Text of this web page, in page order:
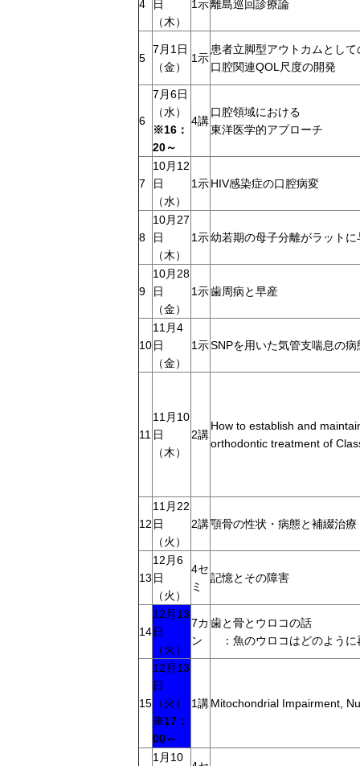
4
日
（木）
1示離島巡回診療論
5
7月1日
（金）
1示
患者立脚型アウトカムとして
口腔関連QOL尺度の開発
6
7月6日
（水）
※16：
20～
4講
口腔領域における
東洋医学的アプローチ
7
10月12
日
（水）
1示HIV感染症の口腔病変
8
10月27
日
（木）
1示幼若期の母子分離がラットに
9
10月28
日
（金）
1示歯周病と早産
10
11月4
日
（金）
1示SNPを用いた気管支喘息の病
11
11月10
日
（木）
2講
How to establish and
orthodontic treatment of
12
11月22
日
（火）
2講顎骨の性状・病態と補綴治療
13
12月6
日
（火）
4セ
ミ
記憶とその障害
14
12月13
日
（火）
7カ
ン
歯と骨とウロコの話
：魚のウロコはどのように
15
12月13
日
（火）
※17：
00～
1講Mitochondrial Impairment,
1月10